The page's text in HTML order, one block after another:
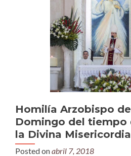
Homilía Arzobispo
Domingo del tiempo
la Divina
Posted onabril 7, 2018